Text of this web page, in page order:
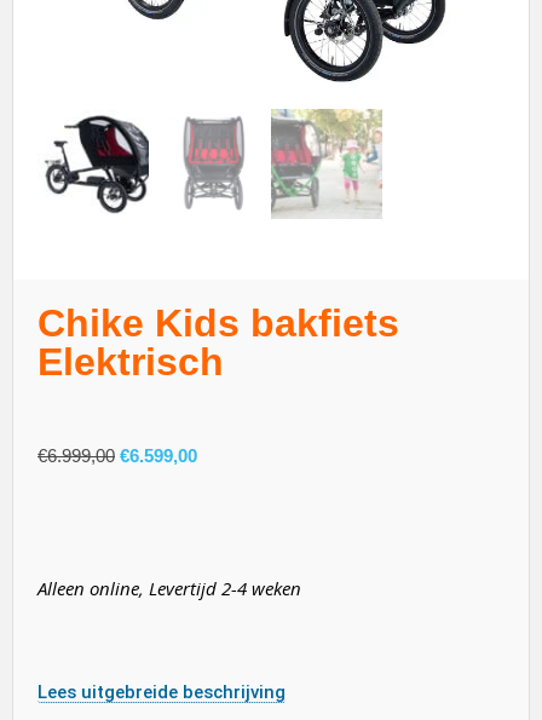
Chike Kids bakfiets
Elektrisch
€6.999,00 €6.599,00
Alleen online, Levertijd 2-4 weken
Lees uitgebreide beschrijving